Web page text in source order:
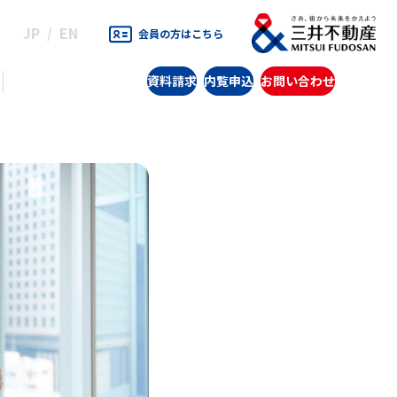
JP EN 会員の方はこちら
資料請求 内覧申込 お問い合わせ